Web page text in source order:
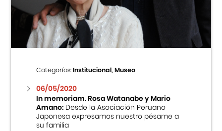
Centro Cultural Peruano Japonés
Cursos
Museo de la Inmigración Japonesa
Fondo Editorial
Teatro Peruano Japonés
Categorías:Institucional, Museo
06/05/2020
In memoriam. Rosa Watanabe y Mario
Amano:Desde la Asociación Peruano
Japonesa expresamos nuestro pésame a
su familia